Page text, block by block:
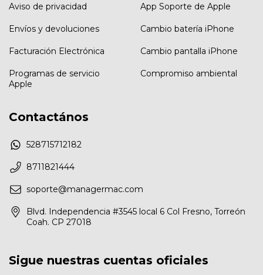
Aviso de privacidad
Envíos y devoluciones
Facturación Electrónica
Programas de servicio
Apple
App Soporte de Apple
Cambio batería iPhone
Cambio pantalla iPhone
Compromiso ambiental
Contactános
528715712182
8711821444
soporte@managermac.com
Blvd. Independencia #3545 local 6 Col Fresno, Torreón
Coah. CP 27018
Sigue nuestras cuentas oficiales